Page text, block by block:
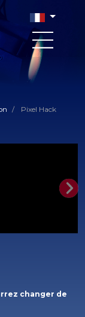
/ Pixel Hack
changer de